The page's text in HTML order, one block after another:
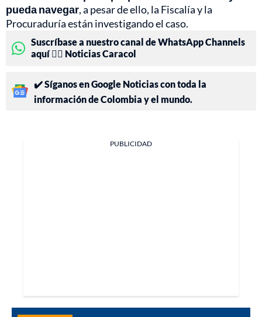
pueda navegar, a pesar de ello, la Fiscalía y la
Procuraduría están investigando el caso.
Suscríbase a nuestro canal de WhatsApp Channels
aquí 👉🏻 Noticias Caracol
✔️ Síganos en Google Noticias con toda la
información de Colombia y el mundo.
PUBLICIDAD